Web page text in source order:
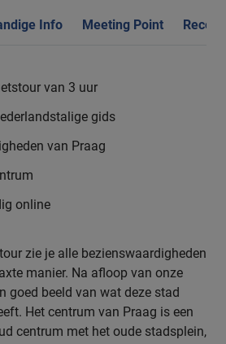
Info Meeting Point
van 3 uur
gids
van Praag
online
zie je alle bezienswaardigheden
manier. Na afloop van onze
goed beeld van wat deze stad
Het centrum van Praag is een
centrum met het oude stadsplein,